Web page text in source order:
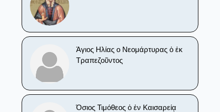
Άγιος Ηλίας ο Νεομάρτυρας ὁ ἐκ
Τραπεζοῦντος
Όσιος Τιμόθεος ὁ ἐν Καισαρείᾳ